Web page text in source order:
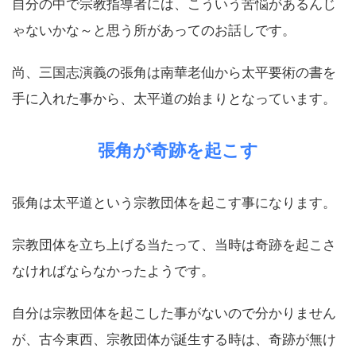
自分の中で宗教指導者には、こういう苦悩があるんじ
ゃないかな～と思う所があってのお話しです。
尚、三国志演義の張角は南華老仙から太平要術の書を
手に入れた事から、太平道の始まりとなっています。
張角が奇跡を起こす
張角は太平道という宗教団体を起こす事になります。
宗教団体を立ち上げる当たって、当時は奇跡を起こさ
なければならなかったようです。
自分は宗教団体を起こした事がないので分かりません
が、古今東西、宗教団体が誕生する時は、奇跡が無け